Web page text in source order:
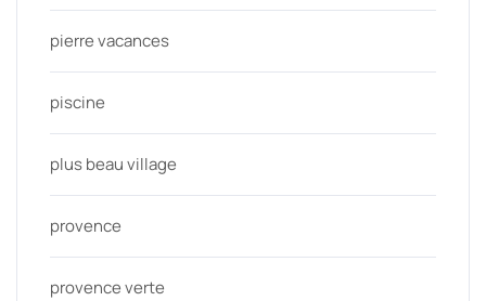
pierre vacances
piscine
plus beau village
provence
provence verte